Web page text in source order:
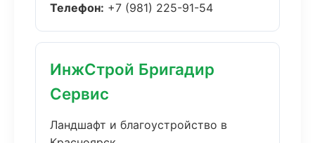
Телефон: +7 (981) 225-91-54
ИнжСтрой Бригадир
Сервис
Ландшафт и благоустройство в